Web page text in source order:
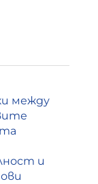
между
и